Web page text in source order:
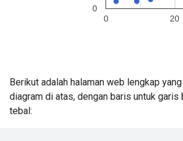
Berikut adalah halaman web lengkap
diagram di atas, dengan baris untuk garis
tebal: